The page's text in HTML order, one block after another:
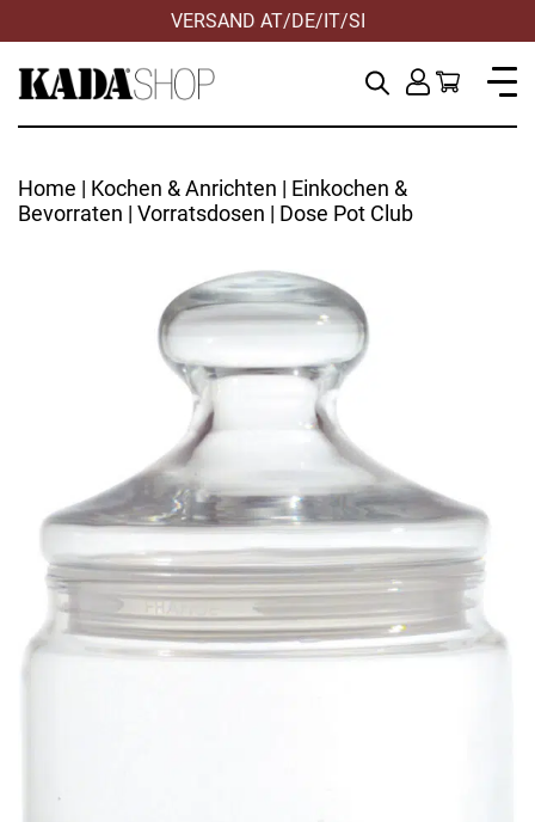
VERSAND AT/DE/IT/SI
Home | Kochen & Anrichten | Einkochen &
Bevorraten | Vorratsdosen | Dose Pot Club